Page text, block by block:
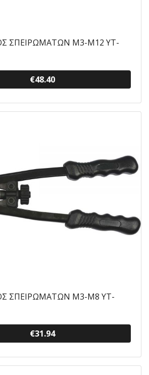
ΣΠΕΙΡΩΜΑΤΩΝ M3-M12 YT-
€48.40
ΣΠΕΙΡΩΜΑΤΩΝ Μ3-Μ8 YT-
€31.94